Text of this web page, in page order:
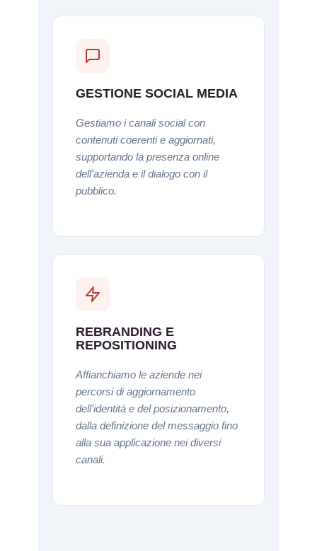
GESTIONE SOCIAL MEDIA
Gestiamo i canali social con
contenuti coerenti e aggiornati,
supportando la presenza online
dell'azienda e il dialogo con il
pubblico.
REBRANDING E
REPOSITIONING
Affianchiamo le aziende nei
percorsi di aggiornamento
dell'identità e del posizionamento,
dalla definizione del messaggio fino
alla sua applicazione nei diversi
canali.